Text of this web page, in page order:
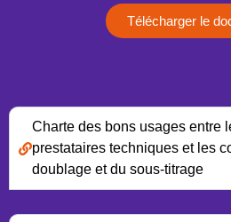
Télécharger le
Charte des bons usages entre
prestataires techniques et les
doublage et du sous-titrage